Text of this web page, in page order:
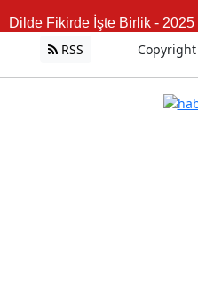
Dilde Fikirde İşte Birlik - 2025
RSS Copyright